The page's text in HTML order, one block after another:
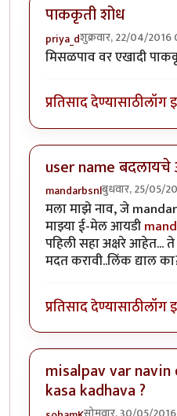
पाककृती शोध
priya_dशुक्रवार, 22/04/2016
मिसळपाव वर एखादी
प्रतिसाद देण्यासाठीलॉग
user name
mandarbsnlबुधवार, 25/05/
मला माझे नाव, जे
माझ्या ई-मेल आयडी
पहिली सहा अक्षरे आहेत...
मदत करावी..लिंक द्याल
प्रतिसाद देण्यासाठीलॉग
misalpav var navin
kasa kadhava ?